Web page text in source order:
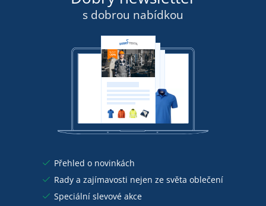
s dobrou nabídkou
Přehled o novinkách
Rady a zajímavosti nejen ze světa oblečení
Speciální slevové akce